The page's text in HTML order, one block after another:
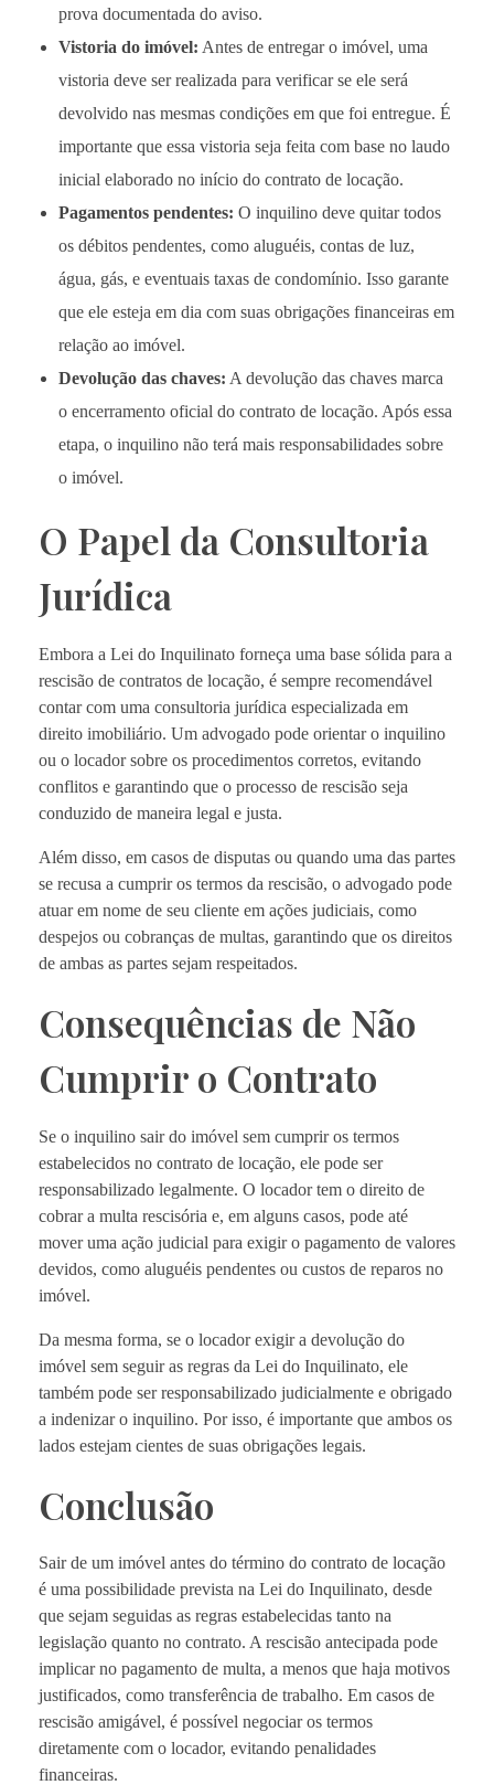
prova documentada do aviso.
Vistoria do imóvel: Antes de entregar o imóvel, uma
vistoria deve ser realizada para verificar se ele será
devolvido nas mesmas condições em que foi entregue. É
importante que essa vistoria seja feita com base no laudo
inicial elaborado no início do contrato de locação.
Pagamentos pendentes: O inquilino deve quitar todos
os débitos pendentes, como aluguéis, contas de luz,
água, gás, e eventuais taxas de condomínio. Isso garante
que ele esteja em dia com suas obrigações financeiras em
relação ao imóvel.
Devolução das chaves: A devolução das chaves marca
o encerramento oficial do contrato de locação. Após essa
etapa, o inquilino não terá mais responsabilidades sobre
o imóvel.
O Papel da Consultoria
Jurídica
Embora a Lei do Inquilinato forneça uma base sólida para a
rescisão de contratos de locação, é sempre recomendável
contar com uma consultoria jurídica especializada em
direito imobiliário. Um advogado pode orientar o inquilino
ou o locador sobre os procedimentos corretos, evitando
conflitos e garantindo que o processo de rescisão seja
conduzido de maneira legal e justa.
Além disso, em casos de disputas ou quando uma das partes
se recusa a cumprir os termos da rescisão, o advogado pode
atuar em nome de seu cliente em ações judiciais, como
despejos ou cobranças de multas, garantindo que os direitos
de ambas as partes sejam respeitados.
Consequências de Não
Cumprir o Contrato
Se o inquilino sair do imóvel sem cumprir os termos
estabelecidos no contrato de locação, ele pode ser
responsabilizado legalmente. O locador tem o direito de
cobrar a multa rescisória e, em alguns casos, pode até
mover uma ação judicial para exigir o pagamento de valores
devidos, como aluguéis pendentes ou custos de reparos no
imóvel.
Da mesma forma, se o locador exigir a devolução do
imóvel sem seguir as regras da Lei do Inquilinato, ele
também pode ser responsabilizado judicialmente e obrigado
a indenizar o inquilino. Por isso, é importante que ambos os
lados estejam cientes de suas obrigações legais.
Conclusão
Sair de um imóvel antes do término do contrato de locação
é uma possibilidade prevista na Lei do Inquilinato, desde
que sejam seguidas as regras estabelecidas tanto na
legislação quanto no contrato. A rescisão antecipada pode
implicar no pagamento de multa, a menos que haja motivos
justificados, como transferência de trabalho. Em casos de
rescisão amigável, é possível negociar os termos
diretamente com o locador, evitando penalidades
financeiras.